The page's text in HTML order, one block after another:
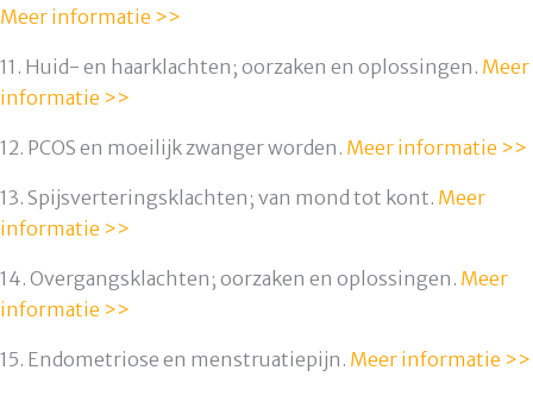
Meer informatie >>
11. Huid- en haarklachten; oorzaken en oplossingen. Meer
informatie >>
12. PCOS en moeilijk zwanger worden. Meer informatie >>
13. Spijsverteringsklachten; van mond tot kont. Meer
informatie >>
14. Overgangsklachten; oorzaken en oplossingen. Meer
informatie >>
15. Endometriose en menstruatiepijn. Meer informatie >>